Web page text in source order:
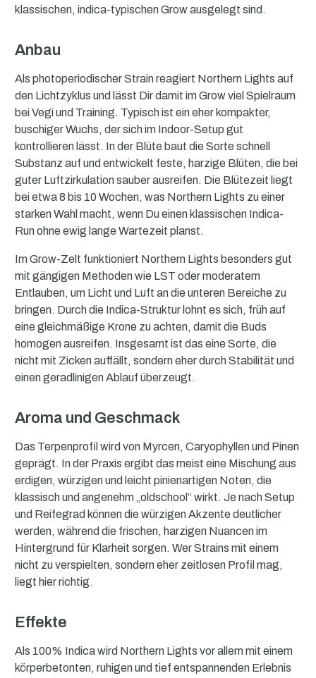
klassischen, indica-typischen Grow ausgelegt sind.
Anbau
Als photoperiodischer Strain reagiert Northern Lights auf
den Lichtzyklus und lässt Dir damit im Grow viel Spielraum
bei Vegi und Training. Typisch ist ein eher kompakter,
buschiger Wuchs, der sich im Indoor-Setup gut
kontrollieren lässt. In der Blüte baut die Sorte schnell
Substanz auf und entwickelt feste, harzige Blüten, die bei
guter Luftzirkulation sauber ausreifen. Die Blütezeit liegt
bei etwa 8 bis 10 Wochen, was Northern Lights zu einer
starken Wahl macht, wenn Du einen klassischen Indica-
Run ohne ewig lange Wartezeit planst.
Im Grow-Zelt funktioniert Northern Lights besonders gut
mit gängigen Methoden wie LST oder moderatem
Entlauben, um Licht und Luft an die unteren Bereiche zu
bringen. Durch die Indica-Struktur lohnt es sich, früh auf
eine gleichmäßige Krone zu achten, damit die Buds
homogen ausreifen. Insgesamt ist das eine Sorte, die
nicht mit Zicken auffällt, sondern eher durch Stabilität und
einen geradlinigen Ablauf überzeugt.
Aroma und Geschmack
Das Terpenprofil wird von Myrcen, Caryophyllen und Pinen
geprägt. In der Praxis ergibt das meist eine Mischung aus
erdigen, würzigen und leicht pinienartigen Noten, die
klassisch und angenehm „oldschool“ wirkt. Je nach Setup
und Reifegrad können die würzigen Akzente deutlicher
werden, während die frischen, harzigen Nuancen im
Hintergrund für Klarheit sorgen. Wer Strains mit einem
nicht zu verspielten, sondern eher zeitlosen Profil mag,
liegt hier richtig.
Effekte
Als 100% Indica wird Northern Lights vor allem mit einem
körperbetonten, ruhigen und tief entspannenden Erlebnis